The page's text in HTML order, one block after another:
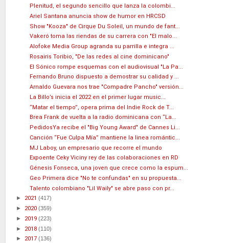
Plenitud, el segundo sencillo que lanza la colombi...
Ariel Santana anuncia show de humor en HRCSD
Show "Kooza" de Cirque Du Soleil, un mundo de fant...
Vakeró toma las riendas de su carrera con "El malo...
Alofoke Media Group agranda su parrilla e integra ...
Rosairis Toribio, "De las redes al cine dominicano"
El Sónico rompe esquemas con el audiovisual "La Pa...
Fernando Bruno dispuesto a demostrar su calidad y ...
Arnaldo Guevara nos trae "Compadre Pancho" versión...
La Billo’s inicia el 2022 en el primer lugar music...
“Matar el tiempo”, opera prima del Indie Rock de T...
Brea Frank de vuelta a la radio dominicana con “La...
PedidosYa recibe el "Big Young Award" de Cannes Li...
Canción “Fue Culpa Mía” mantiene la linea romántic...
MJ Laboy, un empresario que recorre el mundo
Expoente Ceky Viciny rey de las colaboraciones en RD
Génesis Fonseca, una joven que crece como la espum...
Geo Primera dice "No te confundas" en su propuesta...
Talento colombiano "Lil Waily" se abre paso con pr...
► 2021 (417)
► 2020 (359)
► 2019 (223)
► 2018 (110)
► 2017 (136)